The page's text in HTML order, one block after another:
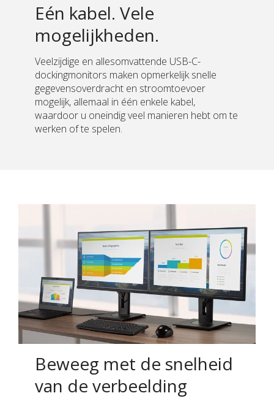
Eén kabel. Vele
mogelijkheden.
Veelzijdige en allesomvattende USB-C-
dockingmonitors maken opmerkelijk snelle
gegevensoverdracht en stroomtoevoer
mogelijk, allemaal in één enkele kabel,
waardoor u oneindig veel manieren hebt om te
werken of te spelen.
Beweeg met de snelheid
van de verbeelding